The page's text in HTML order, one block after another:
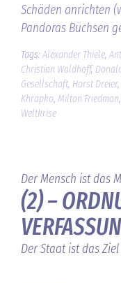
Schäden anrichten
Pandoras Büchsen
Tags:Alexander Thiele,
Christian Waldhoff,
Gesellschaft, Horst Dreier,
Khrapko, Milton Friedman,
Weltkrise
Der Mensch ist das
(2) –
Der Staat ist das Ziel